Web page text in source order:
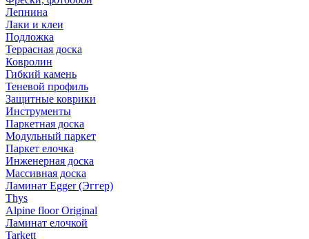
Лепнина
Лаки и клеи
Подложка
Террасная доска
Ковролин
Гибкий камень
Теневой профиль
Защитные коврики
Инструменты
Паркетная доска
Модульный паркет
Паркет елочка
Инженерная доска
Массивная доска
Ламинат Egger (Эггер)
Thys
Alpine floor Original
Ламинат елочкой
Tarkett